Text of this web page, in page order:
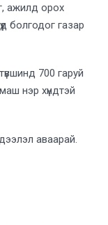
ажилд орох
болгодог газар
700 гаруй
нэр хүндтэй
аваарай.